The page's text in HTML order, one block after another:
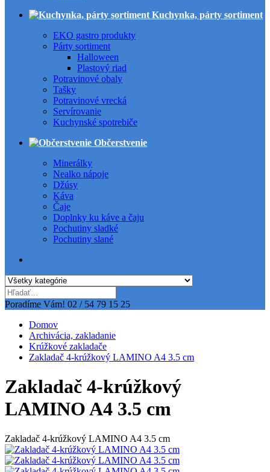
Kuchynka, párty sortiment
EKO gastro produkty
Párty sortiment
Halloween
Plastový riad
Potravinové obaly
Tašky
Potravinové vrecká
Servírovanie
Kuchynské spotrebiče
Občerstvenie
Minerálky
Nealko nápoje
Džúsy
Káva
Čaje
Doplnky ku káve a čaju
Pochutiny sladké
Pochutiny slané
Poradíme Vám! 02 / 54 79 15 25
Domov
Archivácia, zakladanie
Krúžkové zakladače
Zakladač 4-krúžkový LAMINO A4 3.5 cm
Zakladač 4-krúžkový
LAMINO A4 3.5 cm
Zakladač 4-krúžkový LAMINO A4 3.5 cm